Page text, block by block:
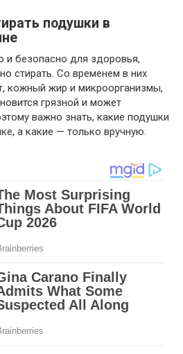
подушки в
и безопасно для здоровья,
стирать. Со временем в них
кожный жир и микроорганизмы,
грязной и может
важно знать, какие подушки
а какие — только вручную.